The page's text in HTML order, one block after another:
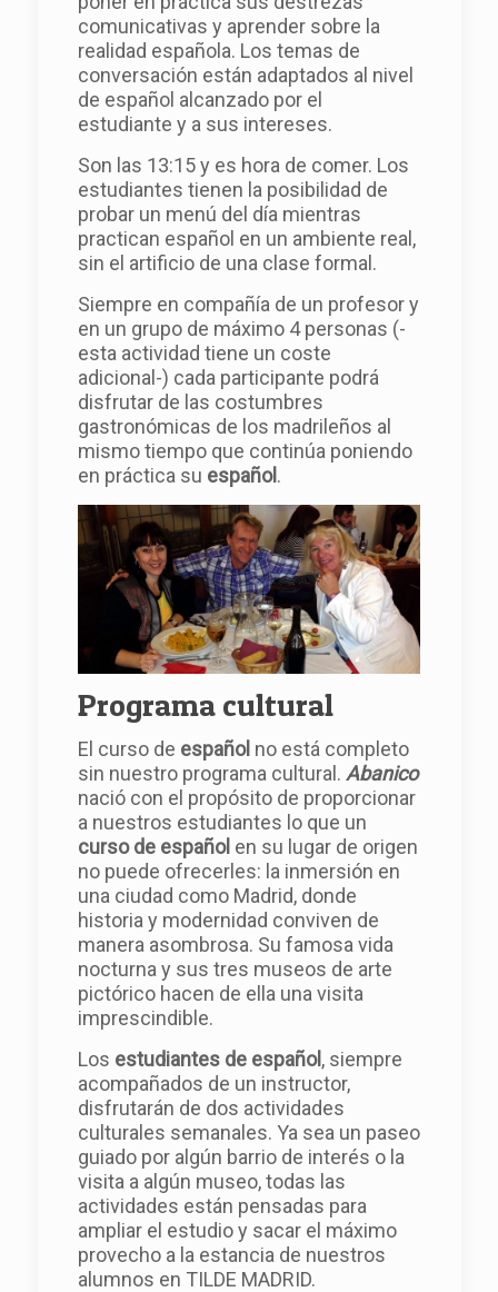
comunicativas y aprender sobre la
realidad española. Los temas de
conversación están adaptados al nivel
de español alcanzado por el
estudiante y a sus intereses.
Son las 13:15 y es hora de comer. Los
estudiantes tienen la posibilidad de
probar un menú del día mientras
practican español en un ambiente real,
sin el artificio de una clase formal.
Siempre en compañía de un profesor y
en un grupo de máximo 4 personas (-
esta actividad tiene un coste
adicional-) cada participante podrá
disfrutar de las costumbres
gastronómicas de los madrileños al
mismo tiempo que continúa poniendo
en práctica su español.
Programa cultural
El curso de español no está completo
sin nuestro programa cultural. Abanico
nació con el propósito de proporcionar
a nuestros estudiantes lo que un
curso de español en su lugar de origen
no puede ofrecerles: la inmersión en
una ciudad como Madrid, donde
historia y modernidad conviven de
manera asombrosa. Su famosa vida
nocturna y sus tres museos de arte
pictórico hacen de ella una visita
imprescindible.
Los estudiantes de español, siempre
acompañados de un instructor,
disfrutarán de dos actividades
culturales semanales. Ya sea un paseo
guiado por algún barrio de interés o la
visita a algún museo, todas las
actividades están pensadas para
ampliar el estudio y sacar el máximo
provecho a la estancia de nuestros
alumnos en TILDE MADRID.